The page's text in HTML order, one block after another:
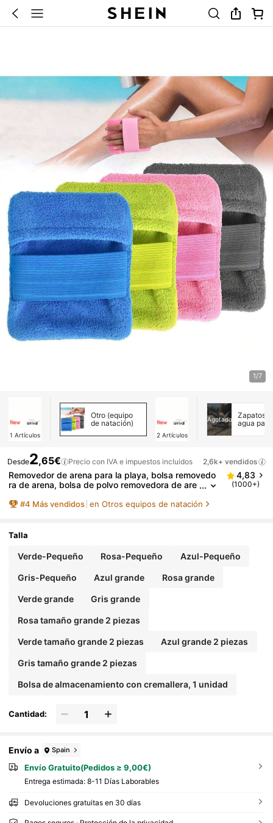
1/7
1 Artículos
Otro (equipo
de natación)
2 Artículos
Agotado
Zapatos
agua para
Desde2,65€ Precio con IVA e impuestos incluidos 2,6k+ vendidos
Removedor de arena para la playa, bolsa removedo
ra de arena, bolsa de polvo removedora de are
s en la playa, artículos esenciales de camping (no c
4,83
(1000+)
#4 Más vendidos en Otros equipos de natación
Talla
Verde-Pequeño Rosa-Pequeño Azul-Pequeño
Gris-Pequeño Azul grande Rosa grande
Verde grande Gris grande
Rosa tamaño grande 2 piezas
Verde tamaño grande 2 piezas Azul grande 2 piezas
Gris tamaño grande 2 piezas
Bolsa de almacenamiento con cremallera, 1 unidad
Cantidad:
Envío a Spain
Envío Gratuito(Pedidos ≥ 9,00€)
Entrega estimada: 8-11 Días Laborables
Devoluciones gratuitas en 30 días